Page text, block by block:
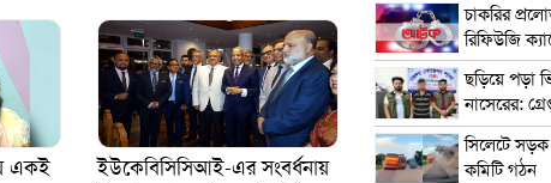
একই
ইউকেবিসিসিআই-এর সংবর্ধনায়
চাকরির
রিফিউজি
ছড়িয়ে পড়া
নাসেরের:
সিলেটে সড়ক
কমিটি গঠন